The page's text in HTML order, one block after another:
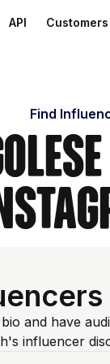
API Customers
Find
and have
influencer